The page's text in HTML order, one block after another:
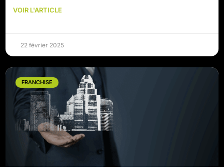
VOIR L'ARTICLE
22 février 2025
FRANCHISE